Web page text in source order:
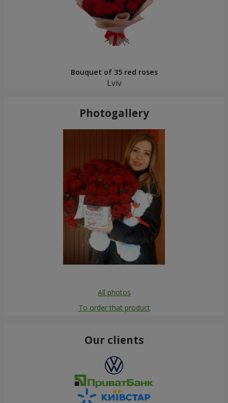
Bouquet of 35 red roses
Lviv
Photogallery
All photos
To order that product
Our clients